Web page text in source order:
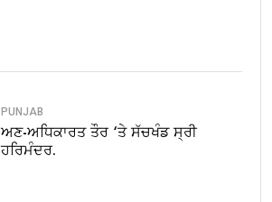
PUNJAB
ਅਣ-ਅਧਿਕਾਰਤ ਤੌਰ ‘ਤੇ ਸੱਚਖੰਡ ਸ੍ਰੀ
ਹਰਿਮੰਦਰ.